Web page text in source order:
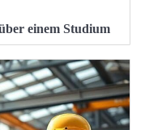
einem Studium